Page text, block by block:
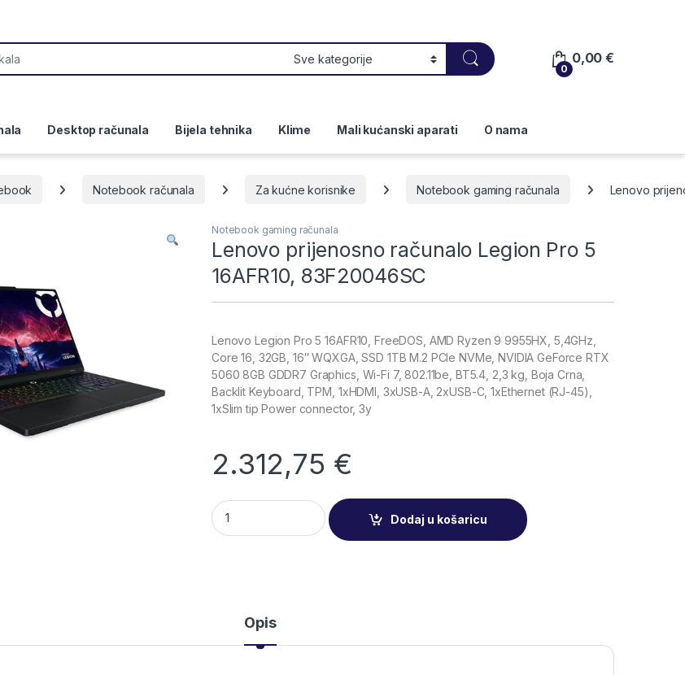
0
0,00€
Desktop računala Bijela tehnika Klime Mali kućanski aparati O nama
Notebook računala Za kućne korisnike Notebook gaming računala Lenovo
Notebook gaming računala
Lenovo prijenosno računalo Legion Pro 5
16AFR10, 83F20046SC
Lenovo Legion Pro 5 16AFR10, FreeDOS, AMD Ryzen 9 9955HX, 5,4GHz,
Core 16, 32GB, 16″ WQXGA, SSD 1TB M.2 PCIe NVMe, NVIDIA GeForce RTX
5060 8GB GDDR7 Graphics, Wi-Fi 7, 802.11be, BT5.4, 2,3 kg, Boja Crna,
Backlit Keyboard, TPM, 1xHDMI, 3xUSB-A, 2xUSB-C, 1xEthernet (RJ-45),
1xSlim tip Power connector, 3y
2.312,75 €
Lenovo prijenosno računalo Legion Pro 5 16AFR10, 83F20046SC quantity
Dodaj u košaricu
Opis